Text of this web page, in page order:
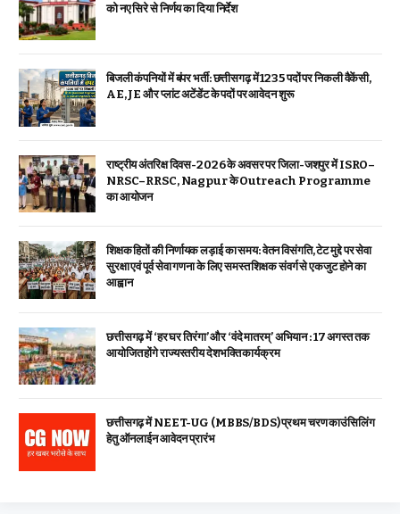
को नए सिरे से निर्णय का दिया निर्देश
बिजली कंपनियों में बंपर भर्ती: छत्तीसगढ़ में 1235 पदों पर निकली वैकेंसी,
AE, JE और प्लांट अटेंडेंट के पदों पर आवेदन शुरू
राष्ट्रीय अंतरिक्ष दिवस-2026 के अवसर पर जिला-जशपुर में ISRO–
NRSC–RRSC, Nagpur के Outreach Programme
का आयोजन
शिक्षक हितों की निर्णायक लड़ाई का समय: वेतन विसंगति, टेट मुद्दे पर सेवा
सुरक्षा एवं पूर्व सेवा गणना के लिए समस्त शिक्षक संवर्ग से एकजुट होने का
आह्वान
छत्तीसगढ़ में ‘हर घर तिरंगा’ और ‘वंदे मातरम्’ अभियान : 17 अगस्त तक
आयोजित होंगे राज्यस्तरीय देशभक्ति कार्यक्रम
छत्तीसगढ़ में NEET-UG (MBBS/BDS) प्रथम चरण काउंसिलिंग
हेतु ऑनलाईन आवेदन प्रारंभ